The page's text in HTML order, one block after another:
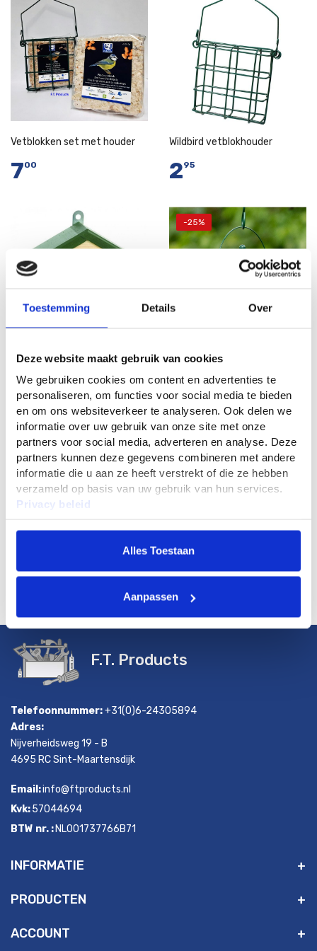
Toestemming Details Over
Deze website maakt gebruik van cookies
We gebruiken cookies om content en advertenties te
personaliseren, om functies voor social media te bieden
en om ons websiteverkeer te analyseren. Ook delen we
informatie over uw gebruik van onze site met onze
partners voor social media, adverteren en analyse. Deze
partners kunnen deze gegevens combineren met andere
informatie die u aan ze heeft verstrekt of die ze hebben
verzameld op basis van uw gebruik van hun services.
Privacy beleid
Alles Toestaan
Aanpassen
Vetblokken set met houder
700
In Winkelwagen
Wildbird vetblokhouder
295
In Winkelwagen
Wand vetblokhouder Ohio
449
-25%
In Winkelwagen
London vetblokhouder
14 95 1999
F.T. Products
Telefoonnummer:+31(0)6-24305894
Adres:
Nijverheidsweg 19 - B
4695 RC Sint-Maartensdijk
Email:info@ftproducts.nl
Kvk:57044694
BTW nr. : NL001737766B71
INFORMATIE
PRODUCTEN
ACCOUNT